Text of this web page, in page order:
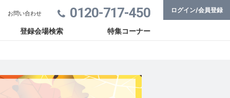
0120-717-450
登録会場検索 特集コーナー
お問い合わせ ログイン/会員登録